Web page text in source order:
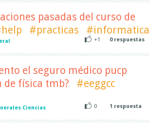
pasadas del curso de
#practicas #informatica
+1 0respuestas
el seguro médico pucp
física tmb?
#eeggcc
Ciencias 0 1 respuesta